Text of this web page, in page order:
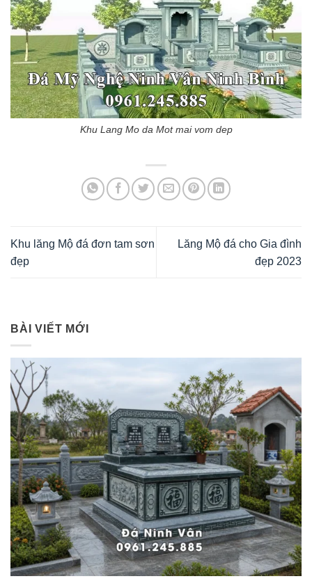
Khu Lang Mo da Mot mai vom dep
Khu lăng Mộ đá đơn tam sơn
đẹp
Lăng Mộ đá cho Gia đình
đẹp 2023
BÀI VIẾT MỚI